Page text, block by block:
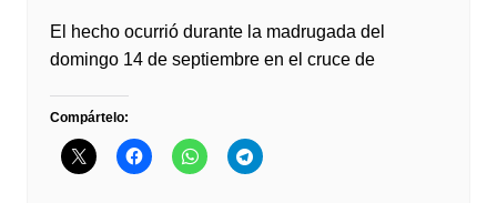
El hecho ocurrió durante la madrugada del
domingo 14 de septiembre en el cruce de
Compártelo: